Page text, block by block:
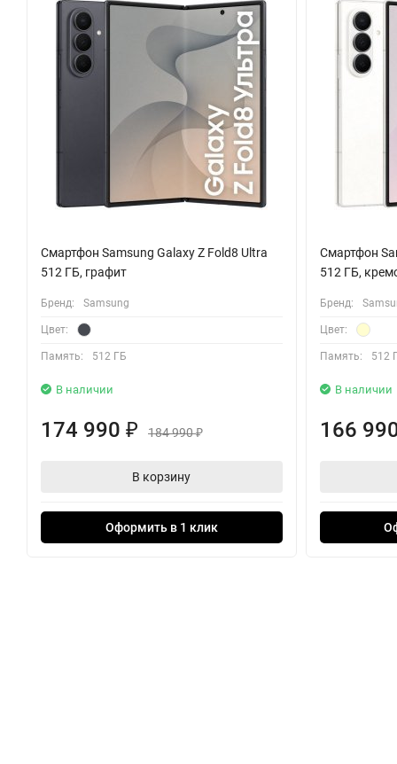
Устройство готово к сетям пятого поколения 5G,
поддерживают Wi-Fi стандарта ac и Bluetooth 5.3. Функция
работает по нескольким спутниковым системам.
Смартфон работает на актуальной операционной системе
умные часы Galaxy Watch и наушники Galaxy Buds.
цвете и удобно лежит в руке.
Смартфон Samsung Galaxy Z Fold8 Ultra
512 ГБ, графит
Бренд: Samsung
Цвет:
Память: 512 ГБ
В наличии
174 990 ₽ 184 990₽
В корзину
Оформить в 1 клик
Смартфон
512 ГБ,
Бренд:
Цвет:
Память: 512
В наличии
166